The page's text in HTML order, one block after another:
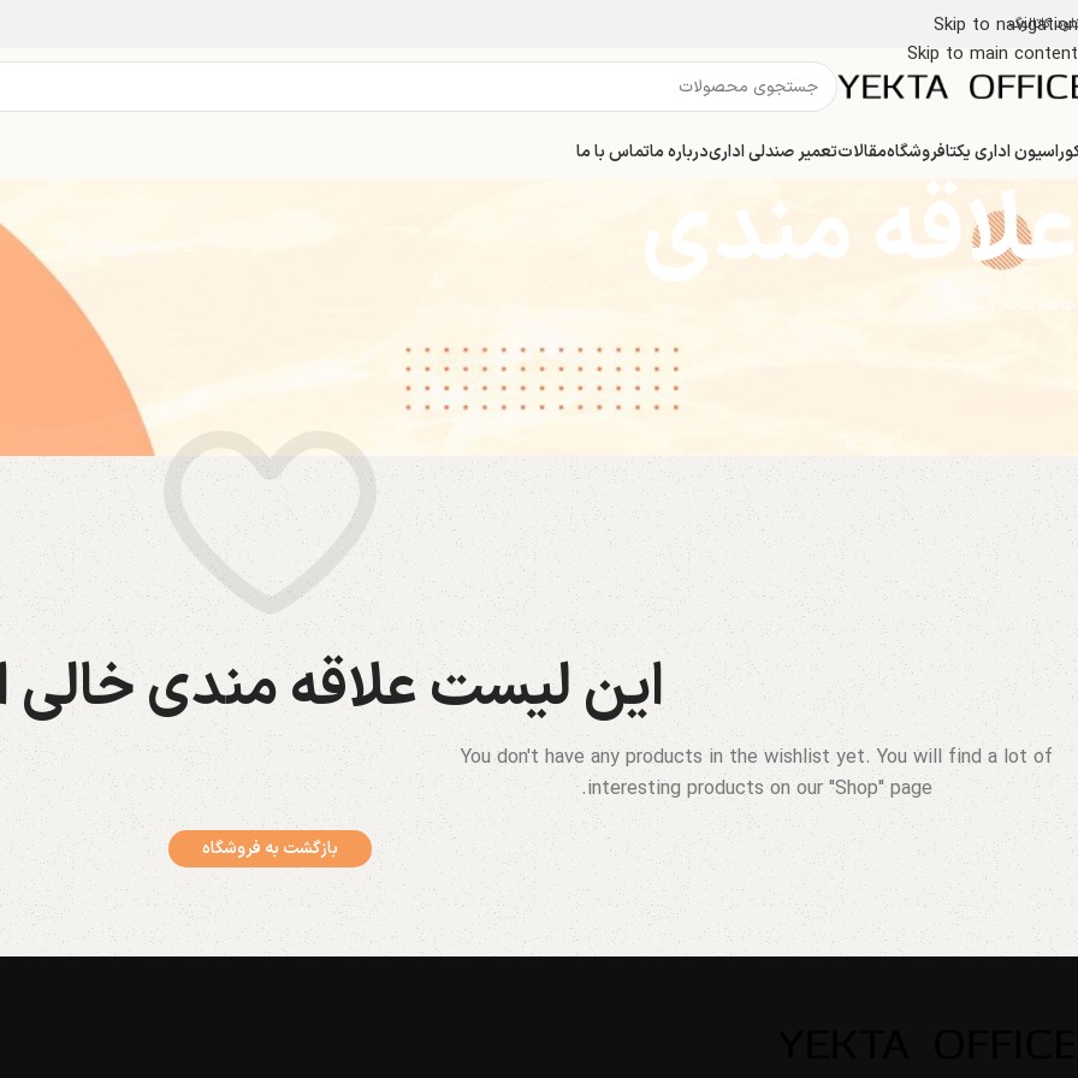
Skip to navigation
Skip to main content
کاتالوگ
اداری یکتافروشگاهمقالاتتعمیر صندلی اداریدرباره ماتماس با ما
علاقه مندی
خانه علاقه مندی
این لیست علاقه مندی
You don't have any products in the wishlist yet. You will find a lot of
interesting products on our "Shop" page.
بازگشت به فروشگاه